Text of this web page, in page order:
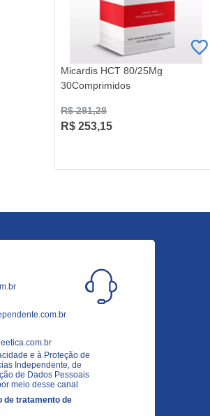
Micardis HCT 80/25Mg
30Comprimidos
R$ 281,28
R$ 253,15
e à Proteção de
Independente, de
de Dados Pessoais
meio desse canal
de tratamento de